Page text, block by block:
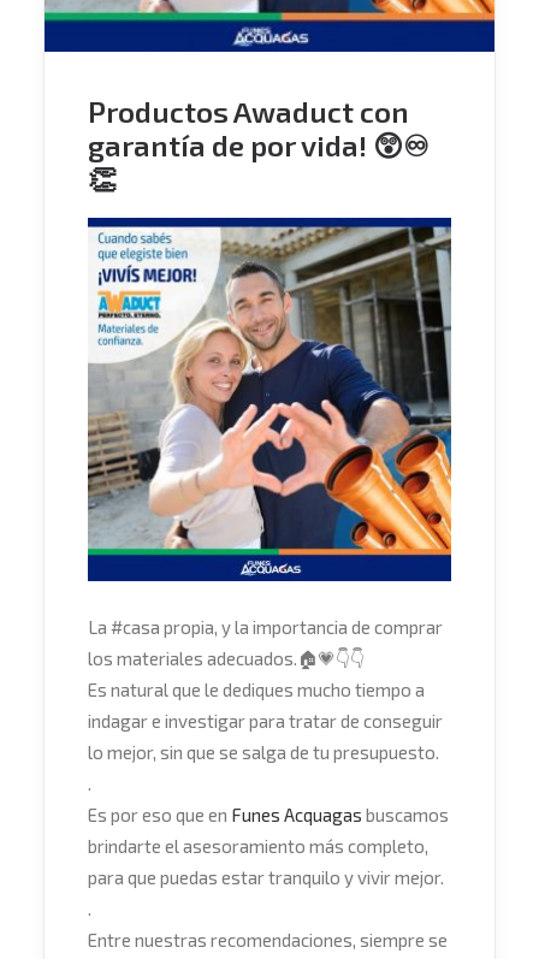
Productos Awaduct con
garantía de por vida! 😲♾
👏
La #casa propia, y la importancia de comprar
los materiales adecuados. 🏠💗👇👇
Es natural que le dediques mucho tiempo a
indagar e investigar para tratar de conseguir
lo mejor, sin que se salga de tu presupuesto.
.
Es por eso que en Funes Acquagas buscamos
brindarte el asesoramiento más completo,
para que puedas estar tranquilo y vivir mejor.
.
Entre nuestras recomendaciones, siempre se